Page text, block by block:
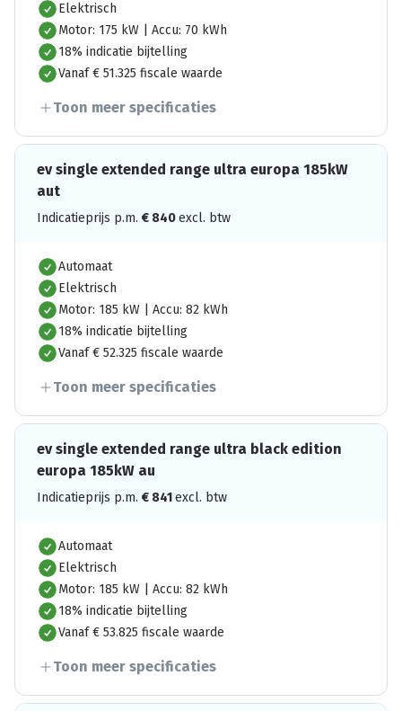
Elektrisch
Motor: 175 kW | Accu: 70 kWh
18% indicatie bijtelling
Vanaf € 51.325 fiscale waarde
Toon meer specificaties
ev single extended range ultra europa 185kW
aut
Indicatieprijs p.m. € 840excl. btw
Automaat
Elektrisch
Motor: 185 kW | Accu: 82 kWh
18% indicatie bijtelling
Vanaf € 52.325 fiscale waarde
Toon meer specificaties
ev single extended range ultra black edition
europa 185kW au
Indicatieprijs p.m. € 841excl. btw
Automaat
Elektrisch
Motor: 185 kW | Accu: 82 kWh
18% indicatie bijtelling
Vanaf € 53.825 fiscale waarde
Toon meer specificaties